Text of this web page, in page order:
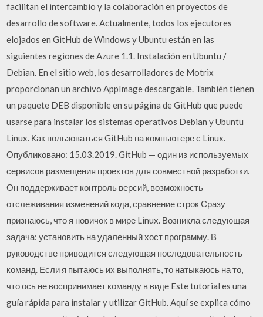
facilitan el intercambio y la colaboración en proyectos de
desarrollo de software. Actualmente, todos los ejecutores
elojados en GitHub de Windows y Ubuntu están en las
siguientes regiones de Azure 1.1. Instalación en Ubuntu /
Debian. En el sitio web, los desarrolladores de Motrix
proporcionan un archivo AppImage descargable. También tienen
un paquete DEB disponible en su página de GitHub que puede
usarse para instalar los sistemas operativos Debian y Ubuntu
Linux. Как пользоваться GitHub на компьютере с Linux.
Опубликовано: 15.03.2019. GitHub — один из используемых
сервисов размещения проектов для совместной разработки.
Он поддерживает контроль версий, возможность
отслеживания изменений кода, сравнение строк Сразу
признаюсь, что я новичок в мире Linux. Возникла следующая
задача: установить на удаленный хост программу. В
руководстве приводится следующая последовательность
команд. Если я пытаюсь их выполнять, то натыкаюсь на то,
что ось не воспринимает команду в виде Este tutorial es una
guía rápida para instalar y utilizar GitHub. Aquí se explica cómo